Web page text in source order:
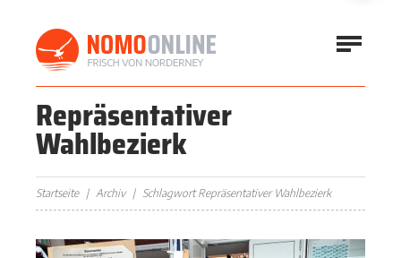
Repräsentativer
Wahlbezierk
Startseite Archiv Schlagwort Repräsentativer Wahlbezierk